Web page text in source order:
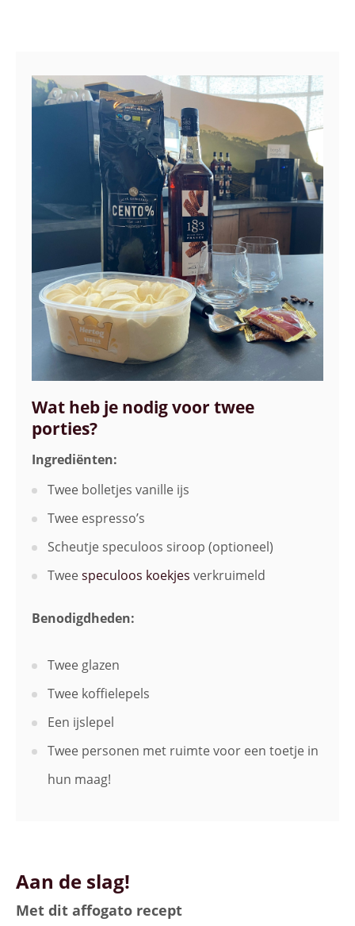
Wat heb je nodig voor twee
porties?
Ingrediënten:
Twee bolletjes vanille ijs
Twee espresso’s
Scheutje speculoos siroop (optioneel)
Twee speculoos koekjes verkruimeld
Benodigdheden:
Twee glazen
Twee koffielepels
Een ijslepel
Twee personen met ruimte voor een toetje in
hun maag!
Aan de slag!
Met dit affogato recept